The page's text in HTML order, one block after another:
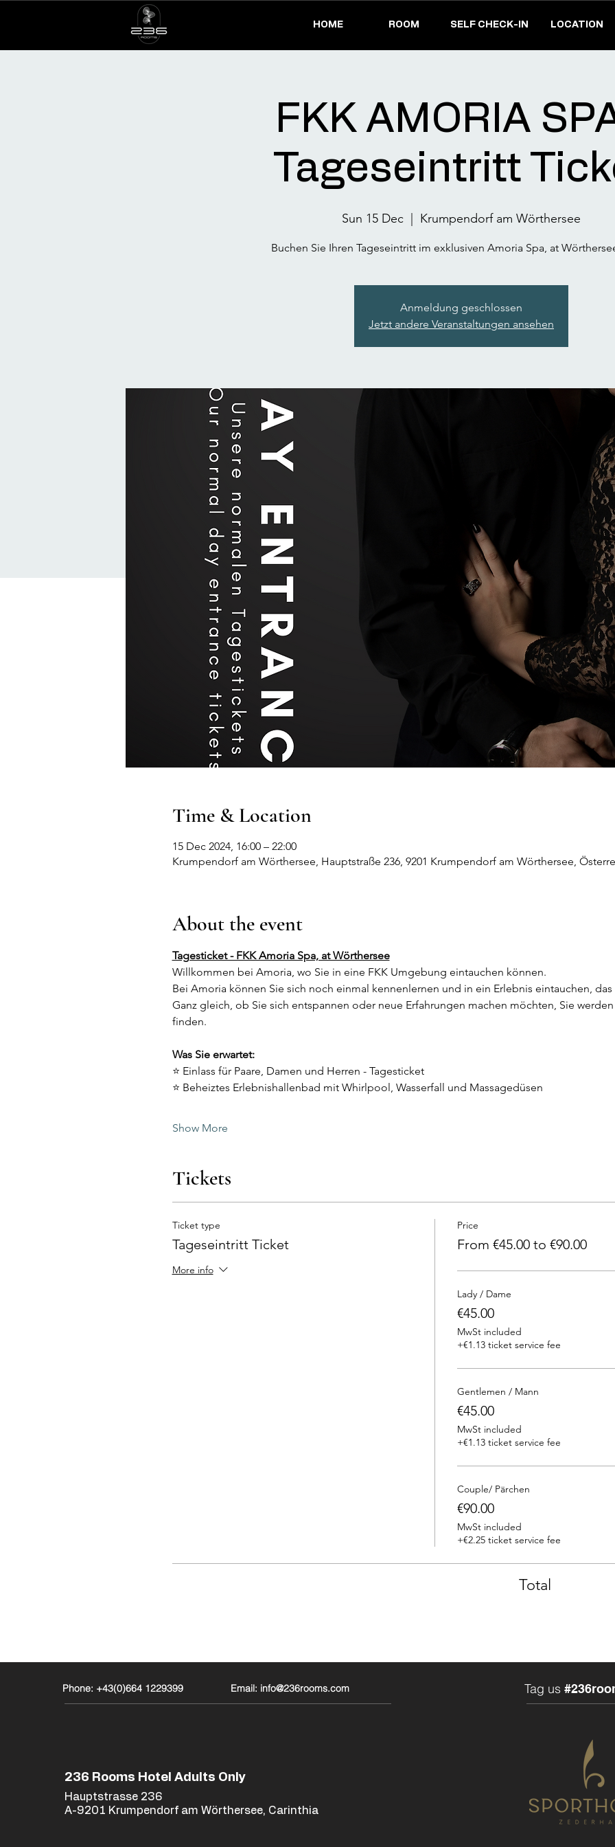
HOME ROOM SELF CHECK-IN LOCATION
FKK AMORIA
Tageseintritt
Sun 15 Dec Krumpendorf am Wörthersee
Buchen Sie Ihren Tageseintritt im exklusiven Amoria Spa, at
Anmeldung geschlossen
Jetzt andere Veranstaltungen ansehen
Time & Location
15 Dec 2024, 16:00 – 22:00
Krumpendorf am Wörthersee, Hauptstraße 236, 9201 Krumpendorf am Wörthersee,
About the event
Tagesticket - FKK Amoria Spa, at Wörthersee
Willkommen bei Amoria, wo Sie in eine FKK Umgebung eintauchen können.
Bei Amoria können Sie sich noch einmal kennenlernen und in ein Erlebnis eintauchen,
Ganz gleich, ob Sie sich entspannen oder neue Erfahrungen machen möchten, Sie
finden.
Was Sie erwartet:
⭐ Einlass für Paare, Damen und Herren - Tagesticket
⭐ Beheiztes Erlebnishallenbad mit Whirlpool, Wasserfall und Massagedüsen
Show More
Tickets
Ticket type
Tageseintritt Ticket
More info
Price
From €45.00 to €90.00
Lady / Dame
€45.00
MwSt included
+€1.13 ticket service fee
Gentlemen / Mann
€45.00
MwSt included
+€1.13 ticket service fee
Couple/ Pärchen
€90.00
MwSt included
+€2.25 ticket service fee
Total
Phone: +43(0)664 1229399 Email: info@236rooms.com
236 Rooms Hotel Adults Only
Hauptstrasse 236
A-9201 Krumpendorf am Wörthersee, Carinthia
Tag us